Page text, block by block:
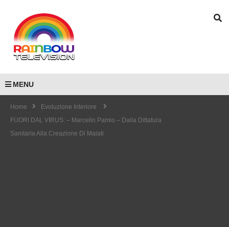
MENU
Home
Evoluzione Interiore
FUORI DAL VIRUS: – Marcello Pamio – Dalla Dittatura
Sanitaria Alla Creazione Di Malati